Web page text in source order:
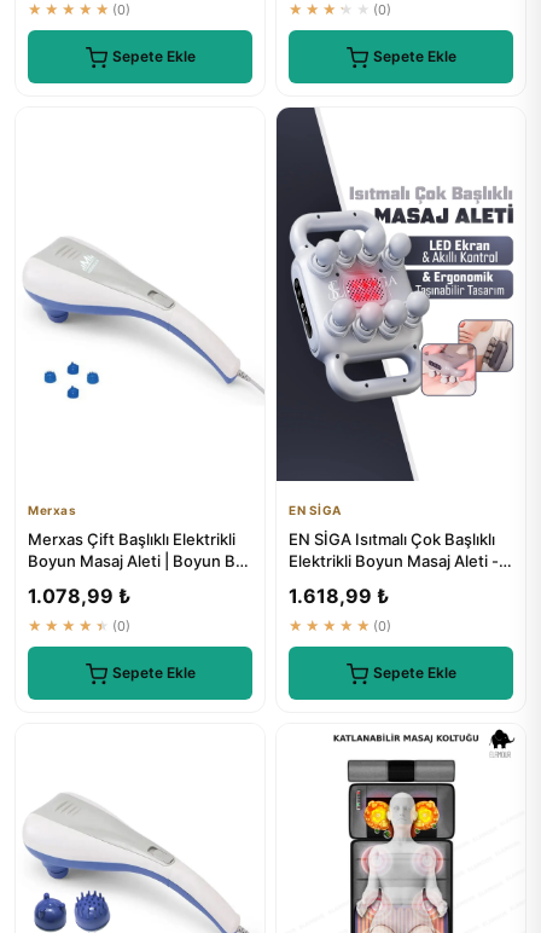
★★★★★ (0)
Sepete Ekle
★★★★★ (0)
Sepete Ekle
Merxas
Merxas Çift Başlıklı Elektrikli
Boyun Masaj Aleti | Boyun Bel
1.078,99 ₺
★★★★★ (0)
Sepete Ekle
EN SİGA
EN SİGA Isıtmalı Çok Başlıklı
Elektrikli Boyun Masaj Aleti -
1.618,99 ₺
★★★★★ (0)
Sepete Ekle